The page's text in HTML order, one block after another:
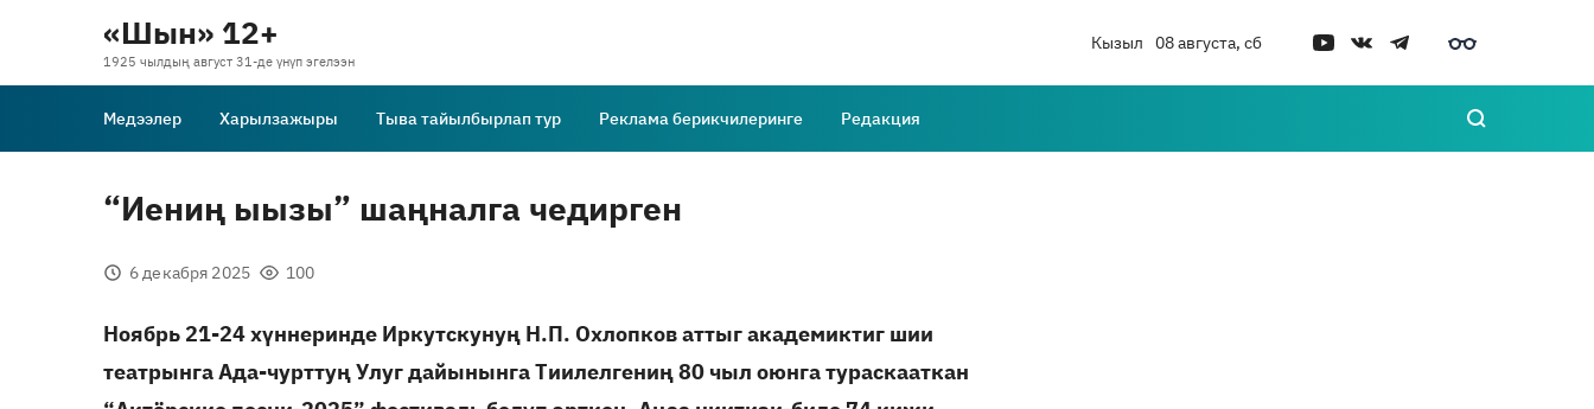
«Шын» 12+
1925 чылдың август 31-де үнүп эгелээн
Кызыл 08 августа, сб
Медээлер Харылзажыры Тыва тайылбырлап тур Реклама берикчилеринге Редакция
“Иениң ыызы” шаңналга чедирген
6 декабря 2025 100
Ноябрь 21-24 хүннеринде Иркутскунуң Н.П. Охлопков аттыг академиктиг шии
театрынга Ада-чурттуң Улуг дайынынга Тиилелгениң 80 чыл оюнга тураскааткан